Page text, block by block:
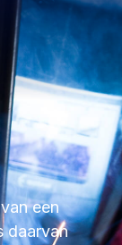
een
daarvan